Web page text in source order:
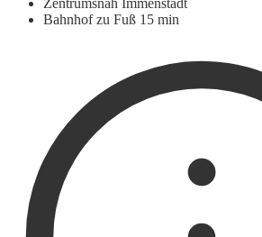
Zentrumsnah Immenstadt
Bahnhof zu Fuß 15 min